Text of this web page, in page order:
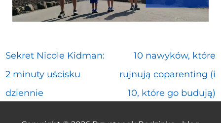
Sekret Nicole Kidman:
2 minuty uścisku
dziennie
10 nawyków, które
rujnują coparenting (i
10, które go budują)